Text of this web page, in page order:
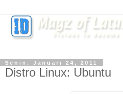
Senin, Januari 24, 2011
Distro Linux: Ubuntu